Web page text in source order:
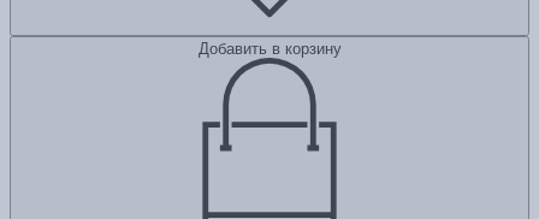
Добавить в корзину